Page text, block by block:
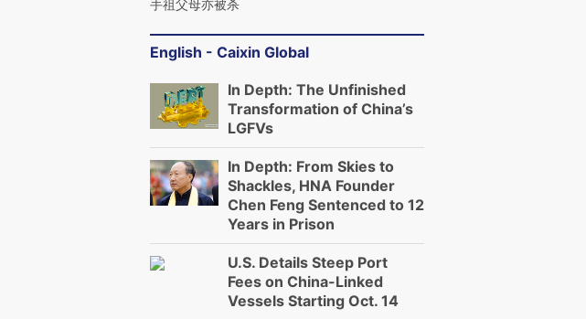
手祖父母亦被杀
English - Caixin Global
In Depth: The Unfinished
Transformation of China’s
LGFVs
In Depth: From Skies to
Shackles, HNA Founder
Chen Feng Sentenced to 12
Years in Prison
U.S. Details Steep Port
Fees on China-Linked
Vessels Starting Oct. 14